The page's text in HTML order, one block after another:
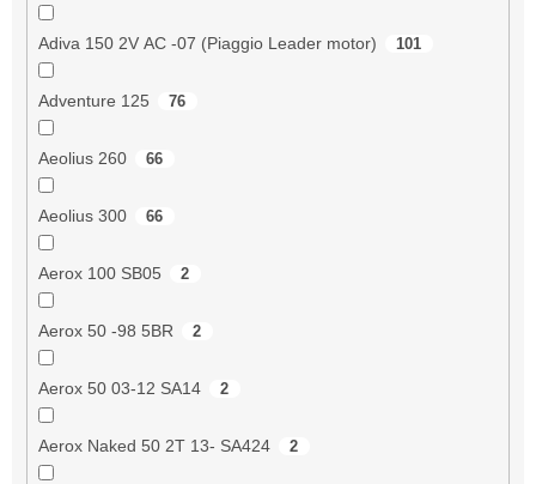
Adiva 150 2V AC -07 (Piaggio Leader motor) 101
Adventure 125 76
Aeolius 260 66
Aeolius 300 66
Aerox 100 SB05 2
Aerox 50 -98 5BR 2
Aerox 50 03-12 SA14 2
Aerox Naked 50 2T 13- SA424 2